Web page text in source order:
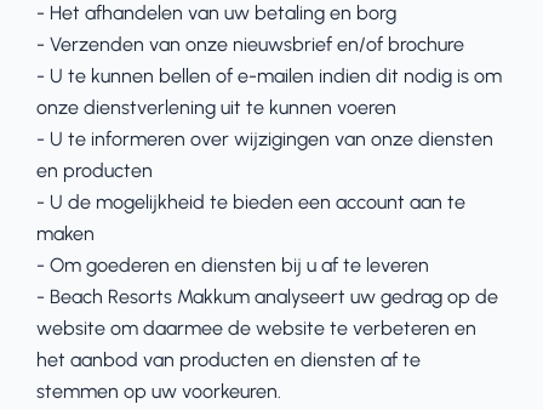
- Het afhandelen van uw betaling en borg
- Verzenden van onze nieuwsbrief en/of brochure
- U te kunnen bellen of e-mailen indien dit nodig is om
onze dienstverlening uit te kunnen voeren
- U te informeren over wijzigingen van onze diensten
en producten
- U de mogelijkheid te bieden een account aan te
maken
- Om goederen en diensten bij u af te leveren
- Beach Resorts Makkum analyseert uw gedrag op de
website om daarmee de website te verbeteren en
het aanbod van producten en diensten af te
stemmen op uw voorkeuren.